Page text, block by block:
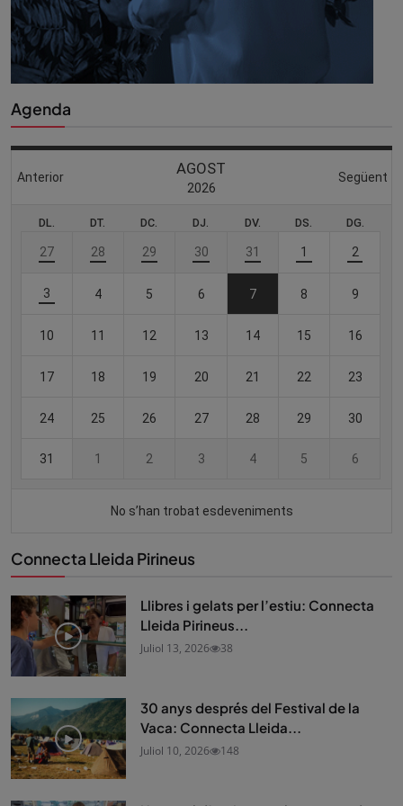
Agenda
Connecta Lleida Pirineus
Llibres i gelats per l’estiu: Connecta
Lleida Pirineus...
Juliol 13, 2026 38
30 anys després del Festival de la
Vaca: Connecta Lleida...
Juliol 10, 2026 148